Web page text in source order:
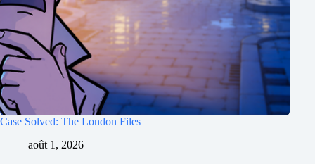
Case Solved: The London Files
août 1, 2026